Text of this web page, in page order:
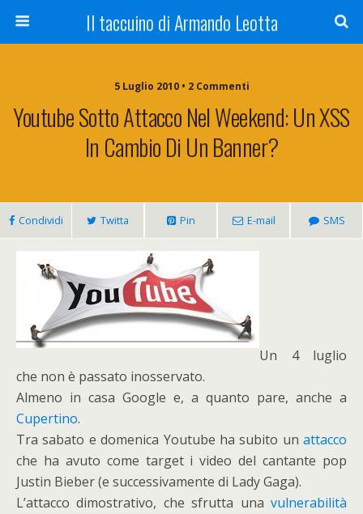
Il taccuino di Armando Leotta
5 Luglio 2010 • 2 Commenti
Youtube Sotto Attacco Nel Weekend: Un XSS
In Cambio Di Un Banner?
Condividi Twitta Pin E-mail SMS
Un 4 luglio
che non è passato inosservato.
Almeno in casa Google e, a quanto pare, anche a
Cupertino.
Tra sabato e domenica Youtube ha subito un attacco
che ha avuto come target i video del cantante pop
Justin Bieber (e successivamente di Lady Gaga).
L’attacco dimostrativo, che sfrutta una vulnerabilità